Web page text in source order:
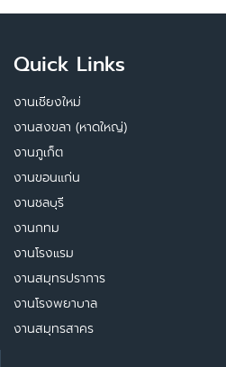
Quick Links
งานเชียงใหม่
งานสงขลา (หาดใหญ่)
งานภูเก็ต
งานขอนแก่น
งานชลบุรี
งานกทม
งานโรงแรม
งานสมุทรปราการ
งานโรงพยาบาล
งานสมุทรสาคร